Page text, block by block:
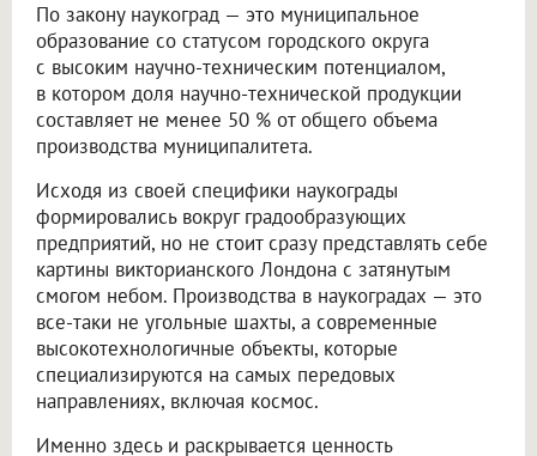
По закону наукоград — это муниципальное
образование со статусом городского округа
с высоким научно-техническим потенциалом,
в котором доля научно-технической продукции
составляет не менее 50 % от общего объема
производства муниципалитета.
Исходя из своей специфики наукограды
формировались вокруг градообразующих
предприятий, но не стоит сразу представлять себе
картины викторианского Лондона с затянутым
смогом небом. Производства в наукоградах — это
все-таки не угольные шахты, а современные
высокотехнологичные объекты, которые
специализируются на самых передовых
направлениях, включая космос.
Именно здесь и раскрывается ценность